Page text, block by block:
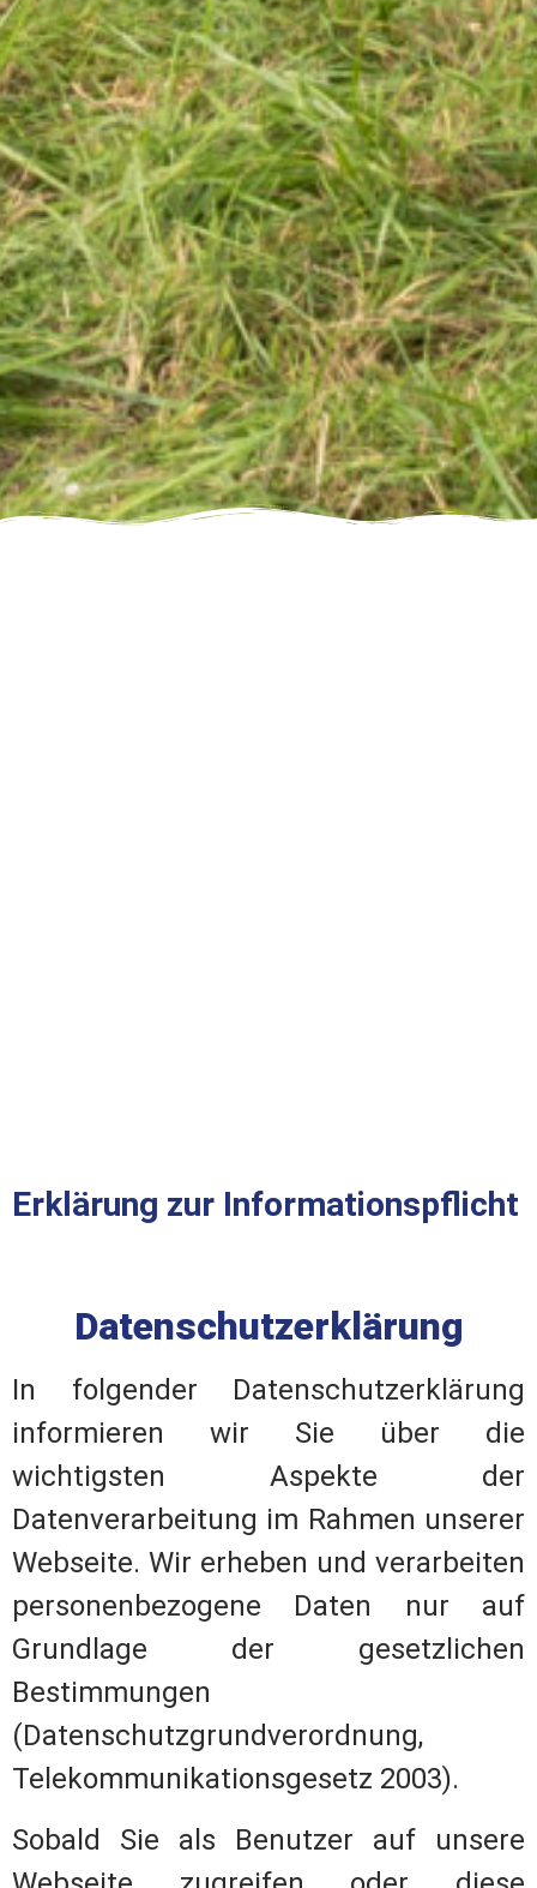
Erklärung zur Informationspflicht
Datenschutzerklärung
In folgender Datenschutzerklärung
informieren wir Sie über die
wichtigsten Aspekte der
Datenverarbeitung im Rahmen unserer
Webseite. Wir erheben und verarbeiten
personenbezogene Daten nur auf
Grundlage der gesetzlichen
Bestimmungen
(Datenschutzgrundverordnung,
Telekommunikationsgesetz 2003).
Sobald Sie als Benutzer auf unsere